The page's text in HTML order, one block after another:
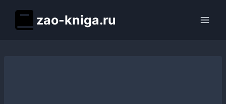
содержимому
zao-kniga.ru